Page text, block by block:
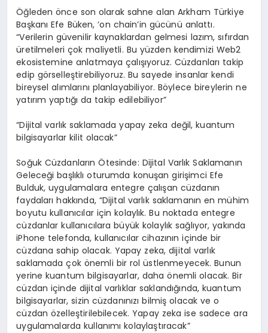
Öğleden önce son olarak sahne alan Arkham Türkiye
Başkanı Efe Büken, ‘on chain’in gücünü anlattı.
“Verilerin güvenilir kaynaklardan gelmesi lazım, sıfırdan
üretilmeleri çok maliyetli. Bu yüzden kendimizi Web2
ekosistemine anlatmaya çalışıyoruz. Cüzdanları takip
edip görselleştirebiliyoruz. Bu sayede insanlar kendi
bireysel alımlarını planlayabiliyor. Böylece bireylerin ne
yatırım yaptığı da takip edilebiliyor”
“Dijital varlık saklamada yapay zeka değil, kuantum
bilgisayarlar kilit olacak”
Soğuk Cüzdanların Ötesinde: Dijital Varlık Saklamanın
Geleceği başlıklı oturumda konuşan girişimci Efe
Bulduk, uygulamalara entegre çalışan cüzdanın
faydaları hakkında, “Dijital varlık saklamanın en mühim
boyutu kullanıcılar için kolaylık. Bu noktada entegre
cüzdanlar kullanıcılara büyük kolaylık sağlıyor, yakında
iPhone telefonda, kullanıcılar cihazının içinde bir
cüzdana sahip olacak. Yapay zeka, dijital varlık
saklamada çok önemli bir rol üstlenmeyecek. Bunun
yerine kuantum bilgisayarlar, daha önemli olacak. Bir
cüzdan içinde dijital varlıklar saklandığında, kuantum
bilgisayarlar, sizin cüzdanınızı bilmiş olacak ve o
cüzdan özelleştirilebilecek. Yapay zeka ise sadece ara
uygulamalarda kullanımı kolaylaştıracak”